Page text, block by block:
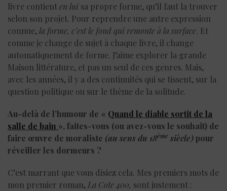
livre contient en lui sa propre forme, qu’il faut la trouver
selon son projet. Pour reprendre une autre expression
connue, la forme, c’est le fond qui remonte à la surface. Et
comme je change de sujet à chaque livre, il change
automatiquement de forme. J’aime explorer la grande
Maison littérature, et pas un seul de ces genres. Mais,
avec les années, il y a des continuités qui se tissent, sur la
question politique ou sur le thème de la solitude.
Au-delà de l’humour de « Quand le diable sortit de la
salle de bain », faites-vous (ou avez-vous le souhait) de
faire œuvre de moraliste (au sens du 18ème siècle)pour
réveiller les dormeurs ?
C’est marrant que vous disiez cela. Mes premiers mots de
mon premier roman, La Cote 400, sont justement :